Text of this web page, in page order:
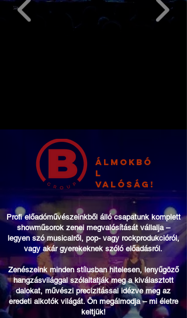
álmokbó
l
valóság!
Profi előadóművészeinkből álló csapatunk komplett
showműsorok zenei megvalósítását vállalja –
legyen szó musicalről, pop- vagy rockprodukcióról,
vagy akár gyerekeknek szóló előadásról.
Zenészeink minden stílusban hitelesen, lenyűgöző
hangzásvilággal szólaltatják meg a kiválasztott
dalokat, művészi precizitással idézve meg az
eredeti alkotók világát. Ön megálmodja – mi életre
keltjük!